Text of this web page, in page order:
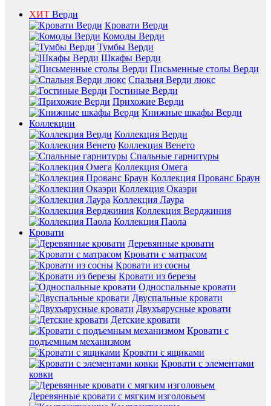
ХИТ Верди
Кровати Верди
Комоды Верди
Тумбы Верди
Шкафы Верди
Письменные столы Верди
Спальня Верди люкс
Гостиные Верди
Прихожие Верди
Книжные шкафы Верди
Коллекции
Коллекция Верди
Коллекция Венето
Спальные гарнитуры
Коллекция Омега
Коллекция Прованс Браун
Коллекция Окаэри
Коллекция Лаура
Коллекция Верджиния
Коллекция Паола
Кровати
Деревянные кровати
Кровати с матрасом
Кровати из сосны
Кровати из березы
Односпальные кровати
Двуспальные кровати
Двухъярусные кровати
Детские кровати
Кровати с
подъемным механизмом
Кровати с ящиками
Кровати с элементами
ковки
Деревянные кровати с мягким изголовьем